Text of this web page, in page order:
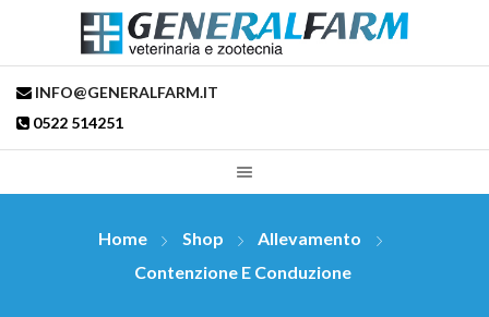
INFO@GENERALFARM.IT
0522 514251
Home Shop
Allevamento
Contenzione E Conduzione